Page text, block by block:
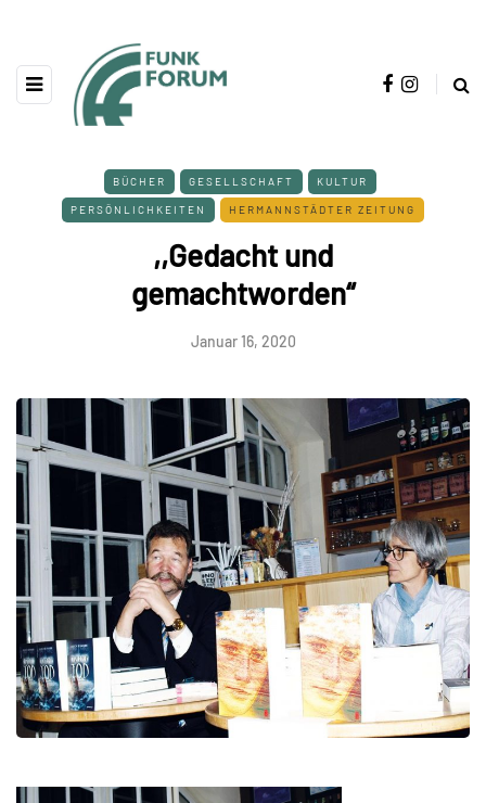
BÜCHER GESELLSCHAFT KULTUR
PERSÖNLICHKEITEN HERMANNSTÄDTER ZEITUNG
,,Gedacht und
gemachtworden“
Januar 16, 2020